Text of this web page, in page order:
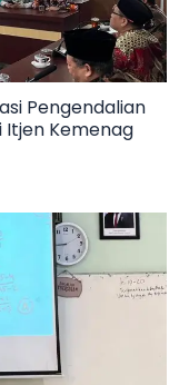
Pengendalian
Itjen Kemenag